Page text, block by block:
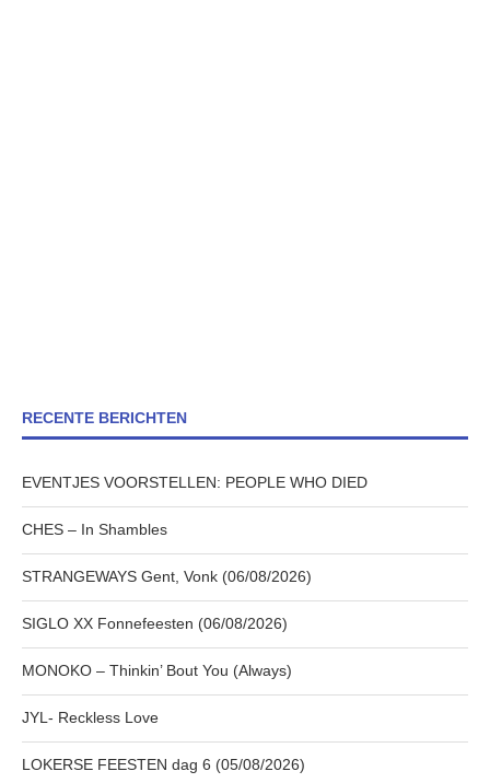
RECENTE BERICHTEN
EVENTJES VOORSTELLEN: PEOPLE WHO DIED
CHES – In Shambles
STRANGEWAYS Gent, Vonk (06/08/2026)
SIGLO XX Fonnefeesten (06/08/2026)
MONOKO – Thinkin’ Bout You (Always)
JYL- Reckless Love
LOKERSE FEESTEN dag 6 (05/08/2026)